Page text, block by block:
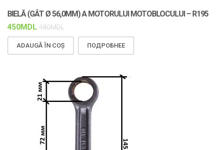
BIELĂ (GÂT Ø 56,0MM) A MOTORULUI MOTOBLOCULUI – R195
450MDL 480MDL
ADAUGĂ ÎN COȘ ПОДРОБНЕЕ